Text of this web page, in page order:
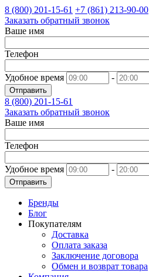
8 (800) 201-15-61 +7 (861) 213-90-00
Заказать обратный звонок
Ваше имя
Телефон
Удобное время -
Отправить
8 (800) 201-15-61
Заказать обратный звонок
Ваше имя
Телефон
Удобное время -
Отправить
Бренды
Блог
Покупателям
Доставка
Оплата заказа
Заключение договора
Обмен и возврат товара